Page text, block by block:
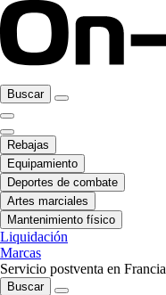
Buscar
Rebajas
Equipamiento
Deportes de combate
Artes marciales
Mantenimiento físico
Liquidación
Marcas
Servicio postventa en Francia
Buscar